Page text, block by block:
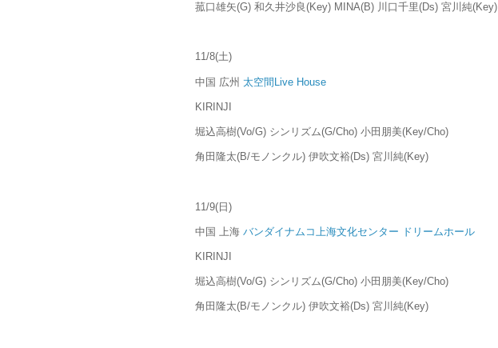
菰口雄矢(G) 和久井沙良(Key) MINA(B) 川口千里(Ds) 宮川純(Key)
11/8(土)
中国 広州 太空間Live House
KIRINJI
堀込高樹(Vo/G) シンリズム(G/Cho) 小田朋美(Key/Cho)
角田隆太(B/モノンクル) 伊吹文裕(Ds) 宮川純(Key)
11/9(日)
中国 上海 バンダイナムコ上海文化センター ドリームホール
KIRINJI
堀込高樹(Vo/G) シンリズム(G/Cho) 小田朋美(Key/Cho)
角田隆太(B/モノンクル) 伊吹文裕(Ds) 宮川純(Key)